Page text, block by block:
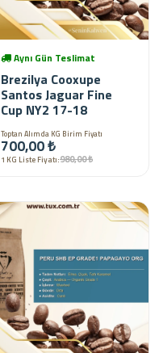
Aynı Gün Teslimat
Brezilya Cooxupe
Santos Jaguar Fine
Cup NY2 17-18
Toptan Alımda KG Birim Fiyatı
700,00 ₺
1 KG Liste Fiyatı:980,00 ₺